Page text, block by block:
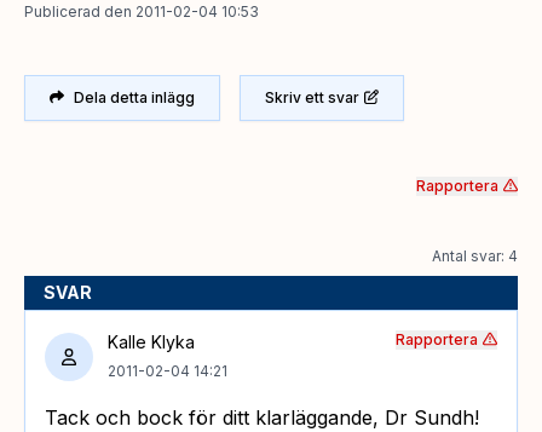
Publicerad den 2011-02-04 10:53
Dela detta inlägg Skriv ett svar
Rapportera
Antal svar: 4
SVAR
Kalle Klyka
2011-02-04 14:21
Tack och bock för ditt klarläggande, Dr Sundh!
Rapportera